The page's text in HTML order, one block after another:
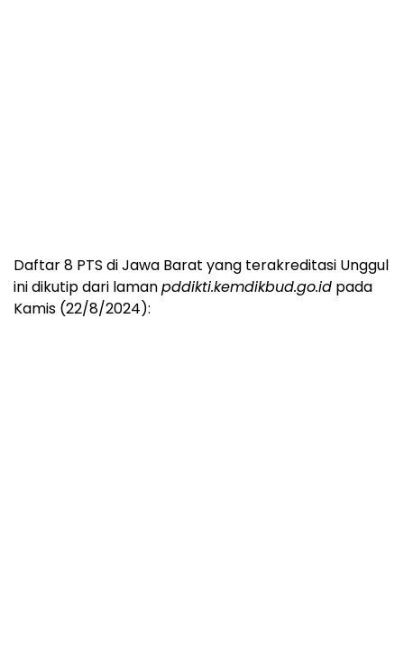
Daftar 8 PTS di Jawa Barat yang terakreditasi Unggul
ini dikutip dari lamanpddikti.kemdikbud.go.id pada
Kamis (22/8/2024):